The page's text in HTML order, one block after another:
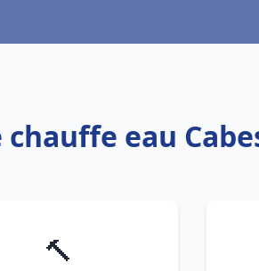
eau
🔨